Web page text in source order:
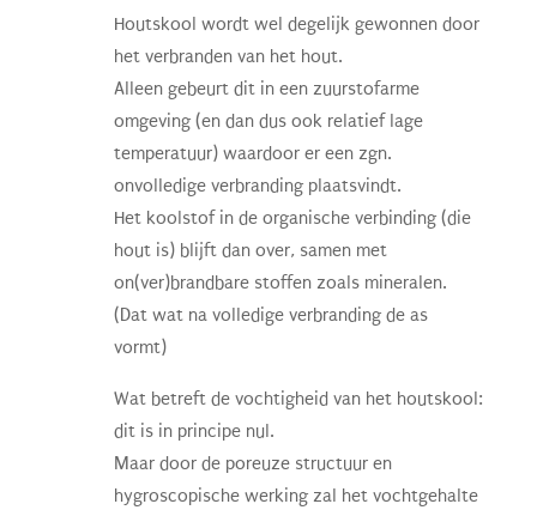
Houtskool wordt wel degelijk gewonnen door
het verbranden van het hout.
Alleen gebeurt dit in een zuurstofarme
omgeving (en dan dus ook relatief lage
temperatuur) waardoor er een zgn.
onvolledige verbranding plaatsvindt.
Het koolstof in de organische verbinding (die
hout is) blijft dan over, samen met
on(ver)brandbare stoffen zoals mineralen.
(Dat wat na volledige verbranding de as
vormt)
Wat betreft de vochtigheid van het houtskool:
dit is in principe nul.
Maar door de poreuze structuur en
hygroscopische werking zal het vochtgehalte